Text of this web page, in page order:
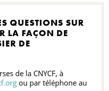
QUESTIONS SUR
LA FAÇON DE
DE
de la CNYCF, à
ou par téléphone au